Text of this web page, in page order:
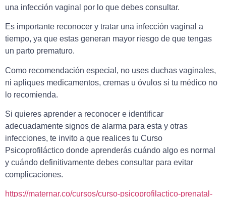
una infección vaginal por lo que debes consultar.
Es importante reconocer y tratar una infección vaginal a
tiempo, ya que estas generan mayor riesgo de que tengas
un parto prematuro.
Como recomendación especial, no uses duchas vaginales,
ni apliques medicamentos, cremas u óvulos si tu médico no
lo recomienda.
Si quieres aprender a reconocer e identificar
adecuadamente signos de alarma para esta y otras
infecciones, te invito a que realices tu Curso
Psicoprofiláctico donde aprenderás cuándo algo es normal
y cuándo definitivamente debes consultar para evitar
complicaciones.
https://maternar.co/cursos/curso-psicoprofilactico-prenatal-